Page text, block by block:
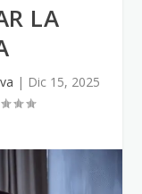
LA
| Dic 15, 2025